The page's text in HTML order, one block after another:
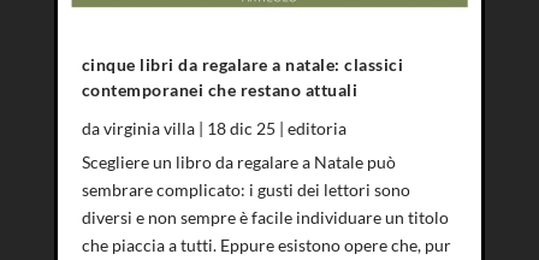
cinque libri da regalare a natale: classici
contemporanei che restano attuali
davirginia villa| 18 dic 25 | editoria
Scegliere un libro da regalare a Natale può
sembrare complicato: i gusti dei lettori sono
diversi e non sempre è facile individuare un titolo
che piaccia a tutti. Eppure esistono opere che, pur